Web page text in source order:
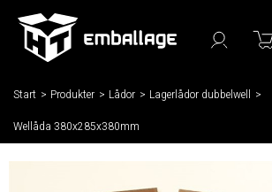
Start / Produkter / Lådor / Lagerlådor dubbelwell /
Wellåda 380x285x380mm